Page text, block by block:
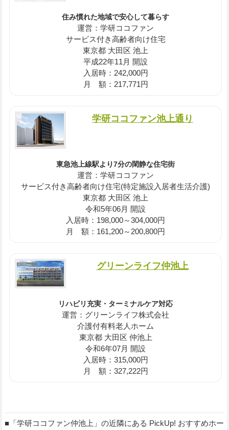
住み慣れた地域で安心して暮らす
運営：学研ココファン
サービス付き高齢者向け住宅
東京都 大田区 池上
平成22年11月 開設
入居時：242,000円
月 額：217,771円
学研ココファン池上通り
東急池上線駅より7分の閑静な住宅街
運営：学研ココファン
サービス付き高齢者向け住宅(特定施設入居者生活介護)
東京都 大田区 池上
令和5年06月 開設
入居時：198,000～304,000円
月 額：161,200～200,800円
グリーンライフ仲池上
リハビリ充実・ターミナルケア対応
運営：グリーンライフ株式会社
介護付有料老人ホーム
東京都 大田区 仲池上
令和6年07月 開設
入居時：315,000円
月 額：327,222円
■「学研ココファン仲池上」の近隣にある PickUp! おすすめホー